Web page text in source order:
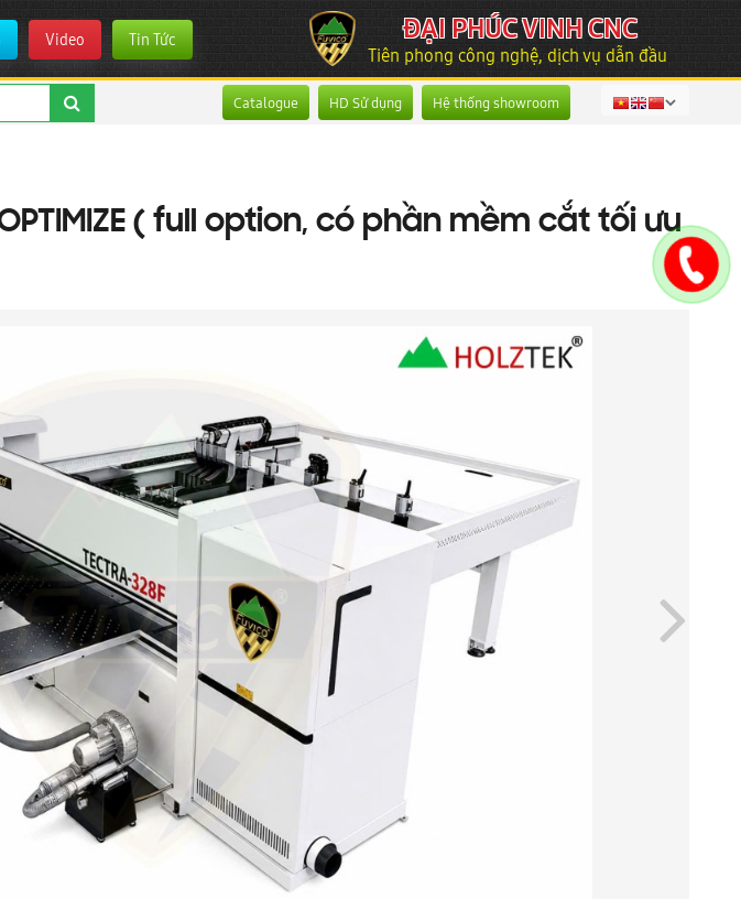
Video Tin Tức ĐẠI PHÚC VINH CNC
Tiên phong công nghệ, dịch vụ dẫn đầu
Catalogue HD Sử dụng Hệ thống showroom
OPTIMIZE ( full option, có phần mềm cắt tối ưu